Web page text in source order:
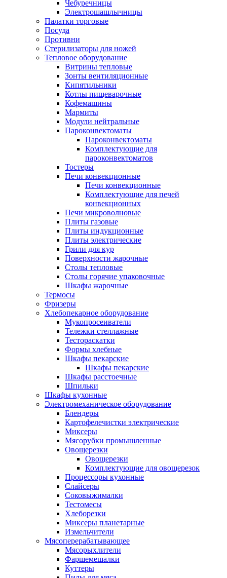
Чебуречницы
Электрошашлычницы
Палатки торговые
Посуда
Противни
Стерилизаторы для ножей
Тепловое оборудование
Витрины тепловые
Зонты вентиляционные
Кипятильники
Котлы пищеварочные
Кофемашины
Мармиты
Модули нейтральные
Пароконвектоматы
Пароконвектоматы
Комплектующие для
пароконвектоматов
Тостеры
Печи конвекционные
Печи конвекционные
Комплектующие для печей
конвекционных
Печи микроволновые
Плиты газовые
Плиты индукционные
Плиты электрические
Грили для кур
Поверхности жарочные
Столы тепловые
Столы горячие упаковочные
Шкафы жарочные
Термосы
Фризеры
Хлебопекарное оборудование
Мукопросеиватели
Тележки стеллажные
Тестораскатки
Формы хлебные
Шкафы пекарские
Шкафы пекарские
Шкафы расстоечные
Шпильки
Шкафы кухонные
Электромеханическое оборудование
Блендеры
Картофелечистки электрические
Миксеры
Мясорубки промышленные
Овощерезки
Овощерезки
Комплектующие для овощерезок
Процессоры кухонные
Слайсеры
Соковыжималки
Тестомесы
Хлеборезки
Миксеры планетарные
Измельчители
Мясоперерабатывающее
Мясорыхлители
Фаршемешалки
Куттеры